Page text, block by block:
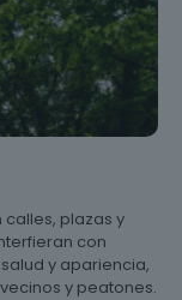
plazas y
con
y apariencia,
y peatones.